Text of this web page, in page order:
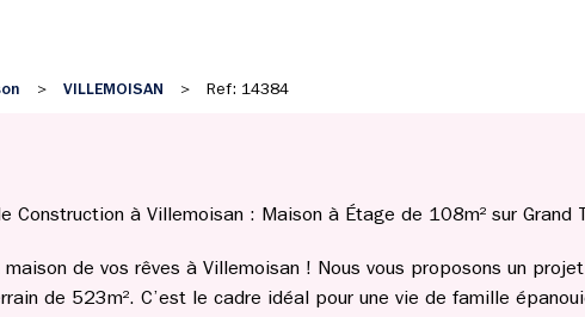
> VILLEMOISAN > Ref: 14384
Construction à Villemoisan : Maison à Étage de 108m² sur Grand
de vos rêves à Villemoisan ! Nous vous proposons un
de 523m². C’est le cadre idéal pour une vie de famille